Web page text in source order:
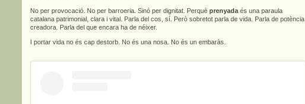
No per provocació. No per barroeria. Sinó per dignitat. Perquè prenyada és una paraula
catalana patrimonial, clara i vital. Parla del cos, sí. Però sobretot parla de vida. Parla de potència
creadora. Parla del que encara ha de néixer.
I portar vida no és cap destorb. No és una nosa. No és un embaràs.